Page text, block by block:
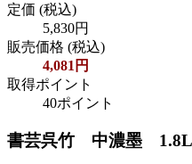
定価 (税込)
5,830円
販売価格 (税込)
4,081円
取得ポイント
40ポイント
書芸呉竹 中濃墨 1.8L